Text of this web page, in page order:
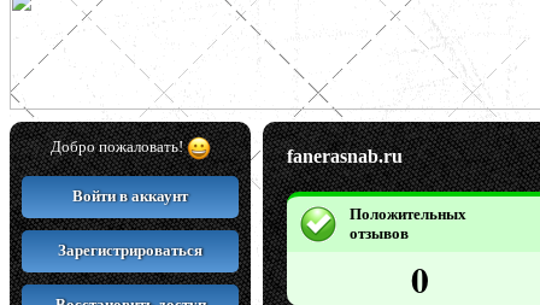
Добро пожаловать!
Войти в аккаунт
Зарегистрироваться
fanerasnab.ru
Положительных
отзывов
0